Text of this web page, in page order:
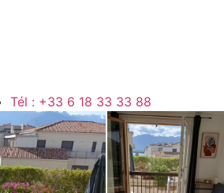
Tél : +33 6 18 33 33 88